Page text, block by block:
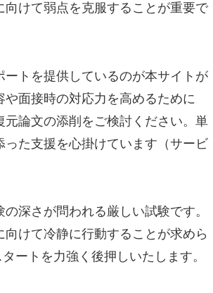
けて弱点を克服することが重要で
トを提供しているのが本サイトが
面接時の対応力を高めるために
論文の添削をご検討ください。単
た支援を心掛けています（サービ
深さが問われる厳しい試験です。
けて冷静に行動することが求めら
ートを力強く後押しいたします。